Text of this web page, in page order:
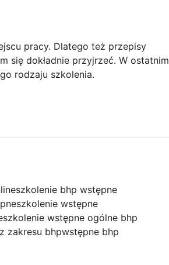
pracy. Dlatego też przepisy
się dokładnie przyjrzeć. W ostatnim
rodzaju szkolenia.
szkolenie bhp wstępne
szkolenie wstępne
szkolenie wstępne ogólne bhp
zakresu bhpwstępne bhp